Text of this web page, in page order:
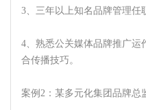
3、三年以上知名品牌管理任
4、熟悉公关媒体品牌推广运
合传播技巧。
案例2：某多元化集团品牌总